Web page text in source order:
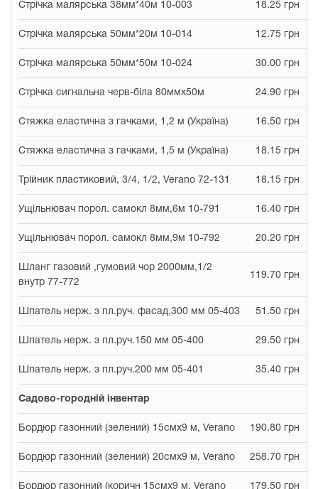
Стрічка малярська 38мм*40м 10-003 18.25 грн
Стрічка малярська 50мм*20м 10-014 12.75 грн
Стрічка малярська 50мм*50м 10-024 30.00 грн
Стрічка сигнальна черв-біла 80ммх50м 24.90 грн
Стяжка еластична з гачками, 1,2 м (Україна) 16.50 грн
Стяжка еластична з гачками, 1,5 м (Україна) 18.15 грн
Трійник пластиковий, 3/4, 1/2, Verano 72-131 18.15 грн
Ущільнювач порол. самокл 8мм,6м 10-791 16.40 грн
Ущільнювач порол. самокл 8мм,9м 10-792 20.20 грн
Шланг газовий ,гумовий чор 2000мм,1/2
внутр 77-772
119.70 грн
Шпатель нерж. з пл.руч. фасад,300 мм 05-403 51.50 грн
Шпатель нерж. з пл.руч.150 мм 05-400 29.50 грн
Шпатель нерж. з пл.руч.200 мм 05-401 35.40 грн
Садово-городній інвентар
Бордюр газонний (зелений) 15смx9 м, Verano 190.80 грн
Бордюр газонний (зелений) 20смx9 м, Verano 258.70 грн
Бордюр газонний (коричн 15смx9 м, Verano 179.50 грн